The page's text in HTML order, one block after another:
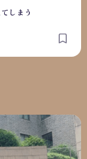
しまう
チへ──人生すべ